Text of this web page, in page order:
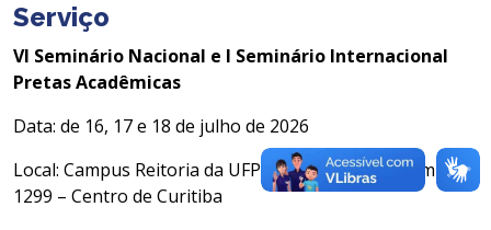
Serviço
VI Seminário Nacional e I Seminário Internacional
Pretas Acadêmicas
Data: de 16, 17 e 18 de julho de 2026
Local: Campus Reitoria da UFPR – Rua XV de Novembro,
1299 – Centro de Curitiba